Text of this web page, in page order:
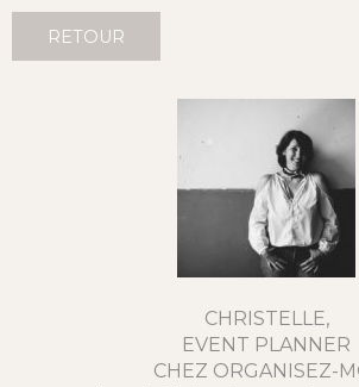
RETOUR
CHRISTELLE,
EVENT PLANNER
CHEZ ORGANISEZ-